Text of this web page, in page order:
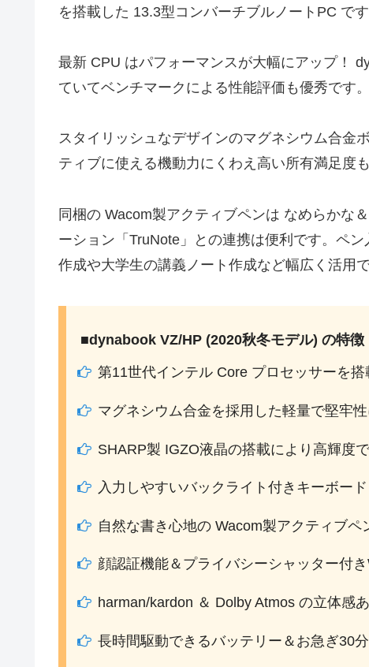
を搭載した 13.3型コンバーチブルノートPC です
最新 CPU はパフォーマンスが大幅にアップ！
ていてベンチマークによる性能評価も優秀です。
スタイリッシュなデザインのマグネシウム合金
ティブに使える機動力にくわえ高い所有満足度も
同梱の Wacom製アクティブペンは なめらかな
ーション「TruNote」との連携は便利です。ペ
作成や大学生の講義ノート作成など幅広く活用
■dynabook VZ/HP (2020秋冬モデル) の特徴
第11世代インテル Core プロセッサーを搭
マグネシウム合金を採用した軽量で堅牢
SHARP製 IGZO液晶の搭載により高輝度
入力しやすいバックライト付きキーボード
自然な書き心地の Wacom製アクティブペ
顔認証機能＆プライバシーシャッター付
harman/kardon ＆ Dolby Atmos の立体感
長時間駆動できるバッテリー＆お急ぎ30